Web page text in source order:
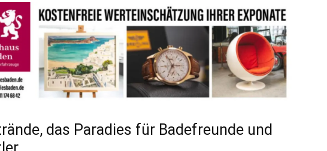
das Paradies für Badefreunde und